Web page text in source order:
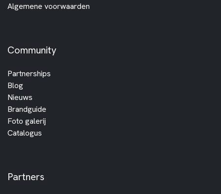
Algemene voorwaarden
Community
Partnerships
Blog
Nieuws
Brandguide
Foto galerij
Catalogus
Partners